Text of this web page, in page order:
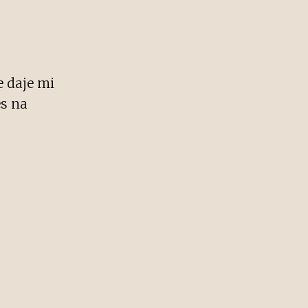
daje mi
na